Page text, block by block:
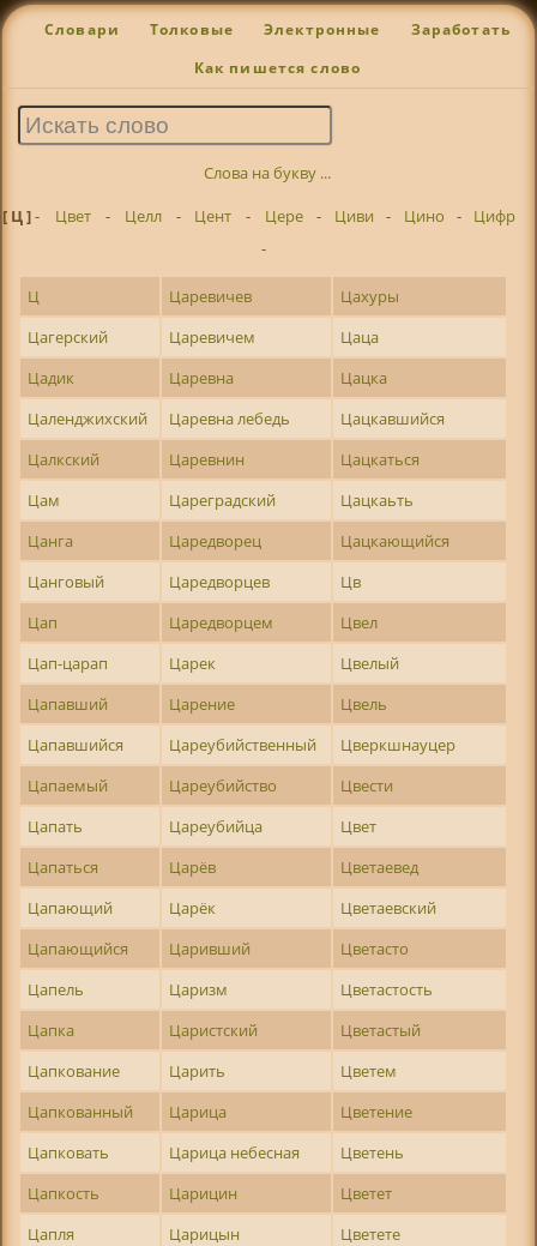
Словари Толковые Электронные Заработать
Как пишется слово
Слова на букву ...
[ Ц ]- Цвет - Целл - Цент - Цере - Циви - Цино -
Цифр
-
Ц Царевичев
Цахуры
Цагерский
Царевичем
Цаца
Цадик
Царевна
Цацка
Цаленджихский
Царевна лебедь
Цацкавшийся
Цалкский
Царевнин
Цацкаться
Цам
Цареградский
Цацкаьть
Цанга
Царедворец
Цацкающийся
Цанговый
Царедворцев
Цв
Цап
Царедворцем
Цвел
Цап-царап
Царек
Цвелый
Цапавший
Царение
Цвель
Цапавшийся
Цареубийственный
Цверкшнауцер
Цапаемый
Цареубийство
Цвести
Цапать
Цареубийца
Цвет
Цапаться
Царёв
Цветаевед
Цапающий
Царёк
Цветаевский
Цапающийся
Царивший
Цветасто
Цапель
Царизм
Цветастость
Цапка
Царистский
Цветастый
Цапкование
Царить
Цветем
Цапкованный
Царица
Цветение
Цапковать
Царица небесная
Цветень
Цапкость
Царицин
Цветет
Цапля
Царицын
Цветете